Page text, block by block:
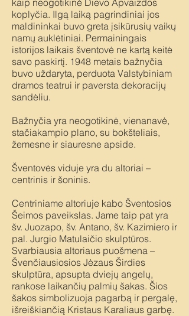
kaip neogotikinė Dievo Apvaizdos
koplyčia. Ilgą laiką pagrindiniai jos
maldininkai buvo greta įsikūrusių vaikų
namų auklėtiniai. Permainingais
istorijos laikais šventovė ne kartą keitė
savo paskirtį. 1948 metais bažnyčia
buvo uždaryta, perduota Valstybiniam
dramos teatrui ir paversta dekoracijų
sandėliu.
Bažnyčia yra neogotikinė, vienanavė,
stačiakampio plano, su bokšteliais,
žemesne ir siauresne apside.
Šventovės viduje yra du altoriai –
centrinis ir šoninis.
Centriniame altoriuje kabo Šventosios
Šeimos paveikslas. Jame taip pat yra
šv. Juozapo, šv. Antano, šv. Kazimiero ir
pal. Jurgio Matulaičio skulptūros.
Svarbiausia altoriaus puošmena –
Švenčiausiosios Jėzaus Širdies
skulptūra, apsupta dviejų angelų,
rankose laikančių palmių šakas. Šios
šakos simbolizuoja pagarbą ir pergalę,
išreiškiančią Kristaus Karaliaus garbę.